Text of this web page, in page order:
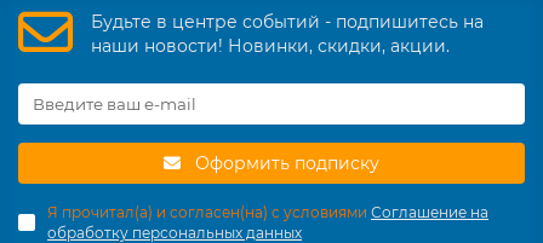
Будьте в центре событий - подпишитесь на
наши новости! Новинки, скидки, акции.
Оформить подписку
Я прочитал(а) и согласен(на) с условиями Соглашение на
обработку персональных данных